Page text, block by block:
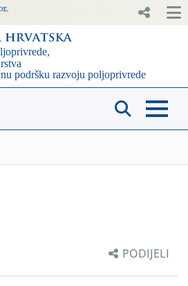
PODIJELI